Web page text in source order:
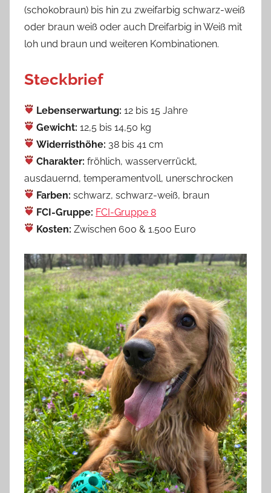
(schokobraun) bis hin zu zweifarbig schwarz-weiß
oder braun weiß oder auch Dreifarbig in Weiß mit
loh und braun und weiteren Kombinationen.
Steckbrief
Lebenserwartung: 12 bis 15 Jahre
Gewicht: 12,5 bis 14,50 kg
Widerristhöhe: 38 bis 41 cm
Charakter: fröhlich, wasserverrückt,
ausdauernd, temperamentvoll, unerschrocken
Farben: schwarz, schwarz-weiß, braun
FCI-Gruppe: FCI-Gruppe 8
Kosten: Zwischen 600 & 1.500 Euro